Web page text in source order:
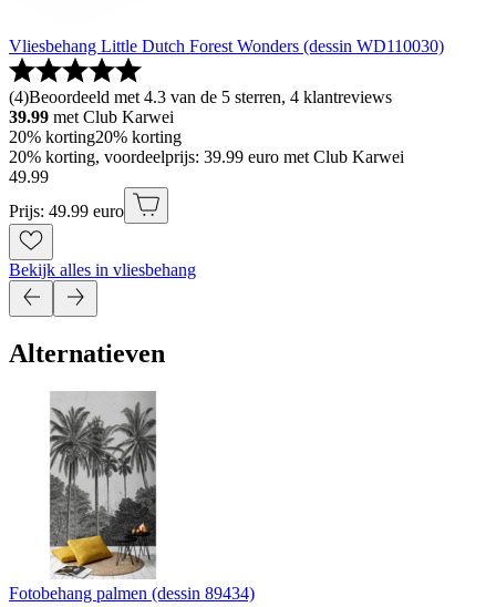
Vliesbehang Little Dutch Forest Wonders (dessin WD110030)
(4)Beoordeeld met 4.3 van de 5 sterren, 4 klantreviews
39.99 met Club Karwei
20% korting20% korting
20% korting, voordeelprijs: 39.99 euro met Club Karwei
49.99
Prijs: 49.99 euro
Bekijk alles in vliesbehang
Alternatieven
Fotobehang palmen (dessin 89434)